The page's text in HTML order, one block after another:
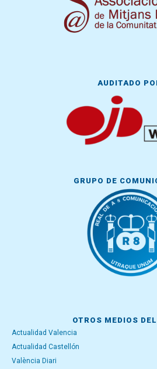
AUDITADO
GRUPO DE
OTROS MEDIOS
Actualidad Valencia
Actualidad Castellón
València Diari